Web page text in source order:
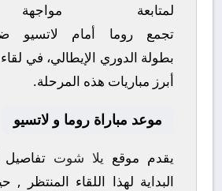
لمتابعة
تجمعروما أمام لاتسيو
بطولة الدوري الإيطالي، في
أبرز مباريات هذه المرحلة.
موعد مباراة روما و لاتسيو
يقدم موقع يلا شوت
البداية لهذا اللقاء المنتظر